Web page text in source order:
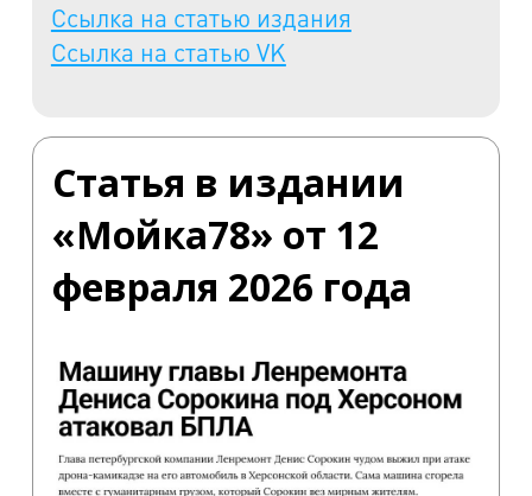
Ссылка на статью издания
Ссылка на статью VK
Статья в издании
«Мойка78» от 12
февраля 2026 года